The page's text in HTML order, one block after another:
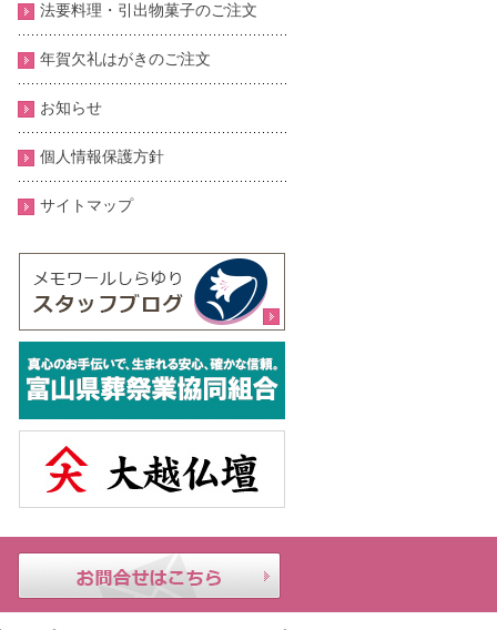
法要料理・引出物菓子のご注文
年賀欠礼はがきのご注文
お知らせ
個人情報保護方針
サイトマップ
らゆ休｜